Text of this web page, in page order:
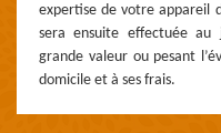
expertise de votre appareil
sera ensuite effectuée au
grande valeur ou pesant
domicile et à ses frais.